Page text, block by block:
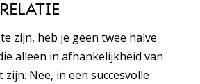
zijn, heb je geen twee halve
alleen in afhankelijkheid van
Nee, in een succesvolle